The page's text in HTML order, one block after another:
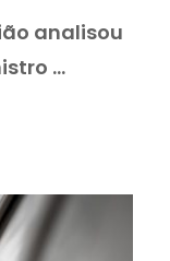
analisou
...